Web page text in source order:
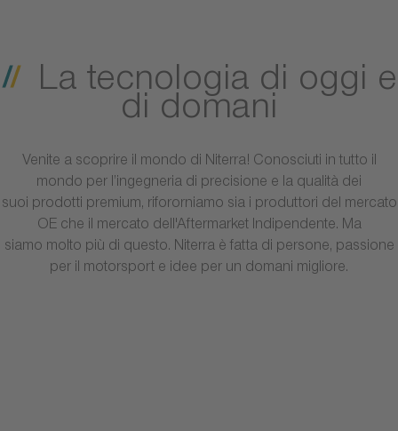
La tecnologia di oggi e
di domani
Venite a scoprire il mondo di Niterra! Conosciuti in tutto il
mondo per l’ingegneria di precisione e la qualità dei
suoi prodotti premium, rifororniamo sia i produttori del mercato
OE che il mercato dell'Aftermarket Indipendente. Ma
siamo molto più di questo. Niterra è fatta di persone, passione
per il motorsport e idee per un domani migliore.